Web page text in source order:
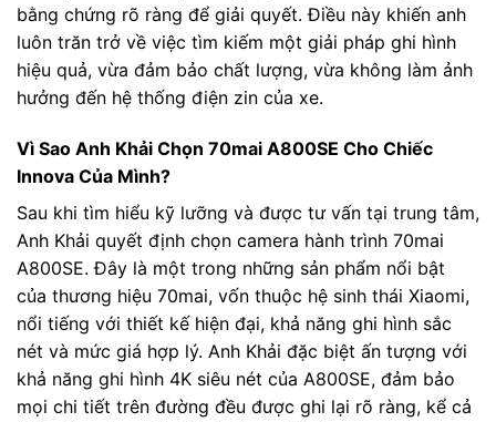
bằng chứng rõ ràng để giải quyết. Điều này khiến anh
luôn trăn trở về việc tìm kiếm một giải pháp ghi hình
hiệu quả, vừa đảm bảo chất lượng, vừa không làm ảnh
hưởng đến hệ thống điện zin của xe.
Vì Sao Anh Khải Chọn 70mai A800SE Cho Chiếc
Innova Của Mình?
Sau khi tìm hiểu kỹ lưỡng và được tư vấn tại trung tâm,
Anh Khải quyết định chọn camera hành trình 70mai
A800SE. Đây là một trong những sản phẩm nổi bật
của thương hiệu 70mai, vốn thuộc hệ sinh thái Xiaomi,
nổi tiếng với thiết kế hiện đại, khả năng ghi hình sắc
nét và mức giá hợp lý. Anh Khải đặc biệt ấn tượng với
khả năng ghi hình 4K siêu nét của A800SE, đảm bảo
mọi chi tiết trên đường đều được ghi lại rõ ràng, kể cả